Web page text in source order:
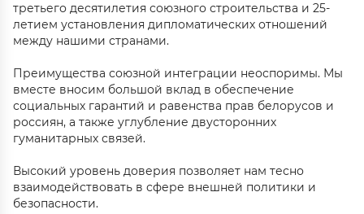
третьего десятилетия союзного строительства и 25-
летием установления дипломатических отношений
между нашими странами.
Преимущества союзной интеграции неоспоримы. Мы
вместе вносим большой вклад в обеспечение
социальных гарантий и равенства прав белорусов и
россиян, а также углубление двусторонних
гуманитарных связей.
Высокий уровень доверия позволяет нам тесно
взаимодействовать в сфере внешней политики и
безопасности.